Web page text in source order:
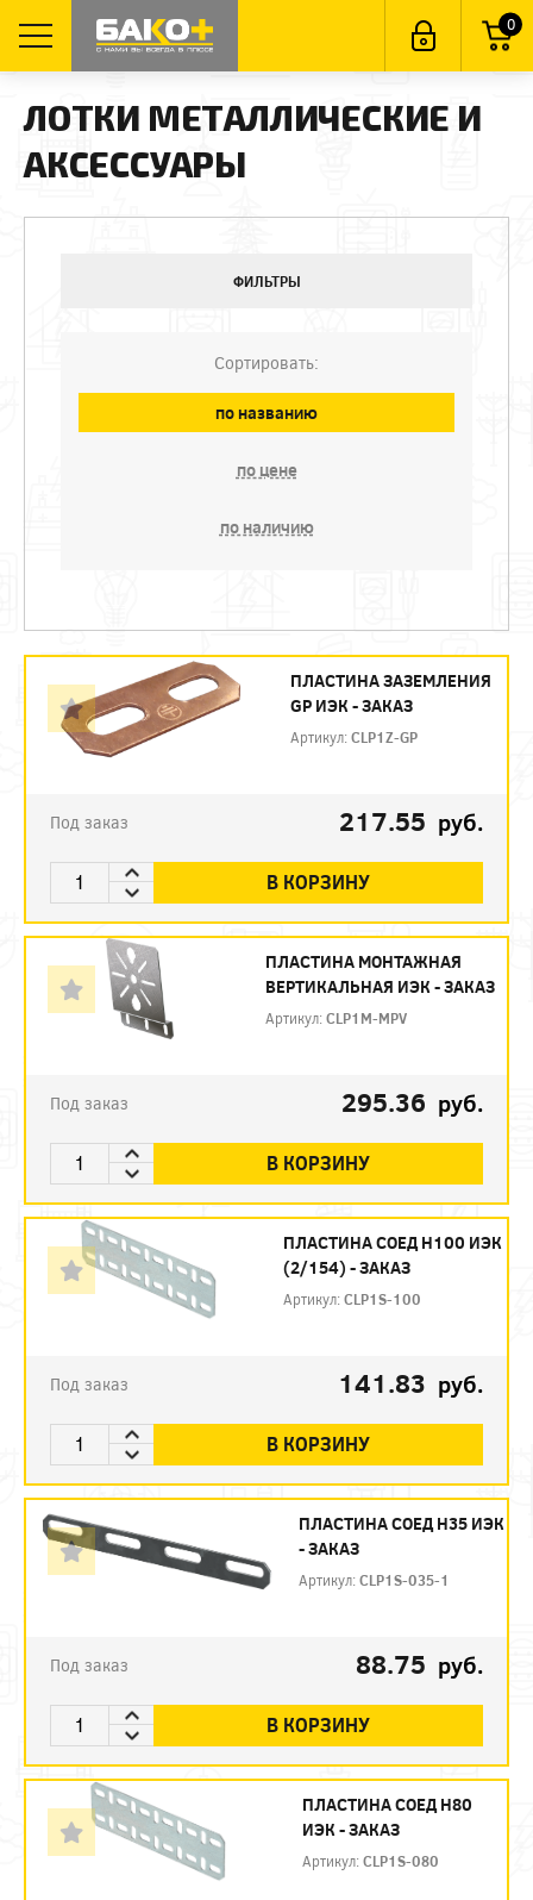
0
ЛОТКИ МЕТАЛЛИЧЕСКИЕ И
АКСЕССУАРЫ
ФИЛЬТРЫ
Сортировать:
по названию
по цене
по наличию
ПЛАСТИНА ЗАЗЕМЛЕНИЯ
GP ИЭК - ЗАКАЗ
Артикул:CLP1Z-GP
Под заказ 217.55 руб.
В КОРЗИНУ
ПЛАСТИНА МОНТАЖНАЯ
ВЕРТИКАЛЬНАЯ ИЭК - ЗАКАЗ
Артикул:CLP1M-MPV
Под заказ 295.36 руб.
В КОРЗИНУ
ПЛАСТИНА СОЕД H100 ИЭК
(2/154) - ЗАКАЗ
Артикул:CLP1S-100
Под заказ 141.83 руб.
В КОРЗИНУ
ПЛАСТИНА СОЕД H35 ИЭК
- ЗАКАЗ
Артикул:CLP1S-035-1
Под заказ 88.75 руб.
В КОРЗИНУ
ПЛАСТИНА СОЕД H80
ИЭК - ЗАКАЗ
Артикул:CLP1S-080